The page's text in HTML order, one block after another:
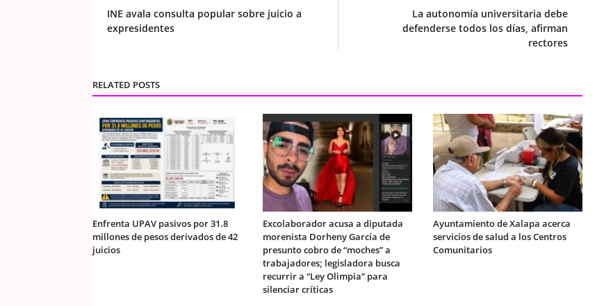
INE avala consulta popular sobre juicio a
expresidentes
La autonomía universitaria debe
defenderse todos los días, afirman
rectores
RELATED POSTS
Enfrenta UPAV pasivos por 31.8
millones de pesos derivados de 42
juicios
Excolaborador acusa a diputada
morenista Dorheny García de
presunto cobro de “moches” a
trabajadores; legisladora busca
recurrir a “Ley Olimpia” para
silenciar críticas
Ayuntamiento de Xalapa acerca
servicios de salud a los Centros
Comunitarios